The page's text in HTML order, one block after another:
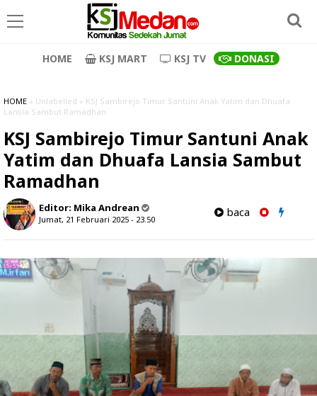
HOME KSJ MART KSJ TV DONASI
HOME » Unlabelled » KSJ Sambirejo Timur Santuni Anak Yatim dan Dhuafa
Lansia Sambut Ramadhan
KSJ Sambirejo Timur Santuni Anak
Yatim dan Dhuafa Lansia Sambut
Ramadhan
Editor: Mika Andrean
Jumat, 21 Februari 2025 - 23.50
baca